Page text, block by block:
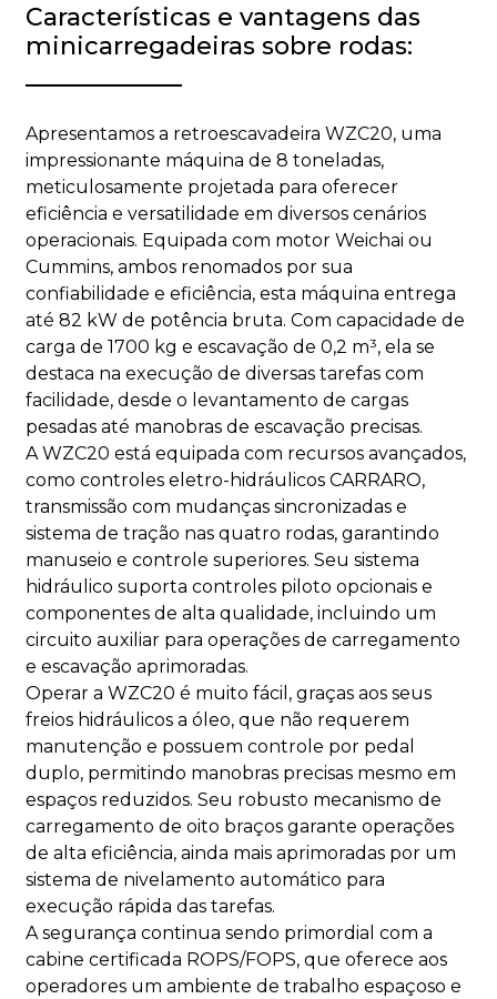
Características e vantagens das
minicarregadeiras sobre rodas:
Apresentamos a retroescavadeira WZC20, uma
impressionante máquina de 8 toneladas,
meticulosamente projetada para oferecer
eficiência e versatilidade em diversos cenários
operacionais. Equipada com motor Weichai ou
Cummins, ambos renomados por sua
confiabilidade e eficiência, esta máquina entrega
até 82 kW de potência bruta. Com capacidade de
carga de 1700 kg e escavação de 0,2 m³, ela se
destaca na execução de diversas tarefas com
facilidade, desde o levantamento de cargas
pesadas até manobras de escavação precisas.
A WZC20 está equipada com recursos avançados,
como controles eletro-hidráulicos CARRARO,
transmissão com mudanças sincronizadas e
sistema de tração nas quatro rodas, garantindo
manuseio e controle superiores. Seu sistema
hidráulico suporta controles piloto opcionais e
componentes de alta qualidade, incluindo um
circuito auxiliar para operações de carregamento
e escavação aprimoradas.
Operar a WZC20 é muito fácil, graças aos seus
freios hidráulicos a óleo, que não requerem
manutenção e possuem controle por pedal
duplo, permitindo manobras precisas mesmo em
espaços reduzidos. Seu robusto mecanismo de
carregamento de oito braços garante operações
de alta eficiência, ainda mais aprimoradas por um
sistema de nivelamento automático para
execução rápida das tarefas.
A segurança continua sendo primordial com a
cabine certificada ROPS/FOPS, que oferece aos
operadores um ambiente de trabalho espaçoso e